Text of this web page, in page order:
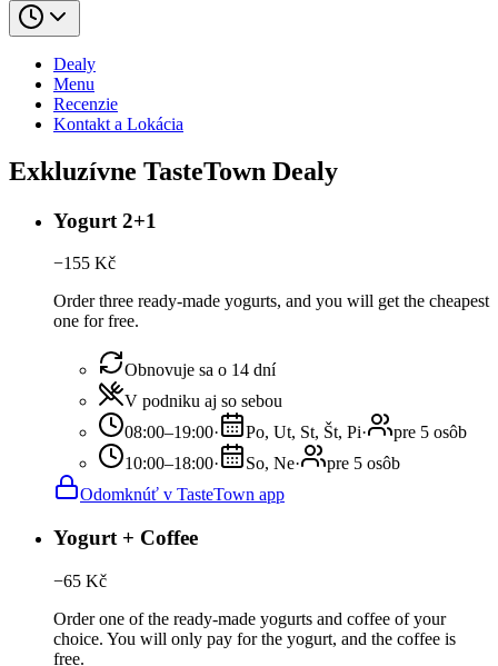
Dealy
Menu
Recenzie
Kontakt a Lokácia
Exkluzívne TasteTown Dealy
Yogurt 2+1
−155 Kč
Order three ready-made yogurts, and you will get the cheapest
one for free.
Obnovuje sa o 14 dní
V podniku aj so sebou
08:00–19:00· Po, Ut, St, Št, Pi·
pre 5 osôb
10:00–18:00· So, Ne·
pre 5 osôb
Odomknúť v TasteTown app
Yogurt + Coffee
−65 Kč
Order one of the ready-made yogurts and coffee of your
choice. You will only pay for the yogurt, and the coffee is
free.